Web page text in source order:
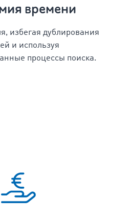
времени
избегая дублирования
и используя
процессы поиска.